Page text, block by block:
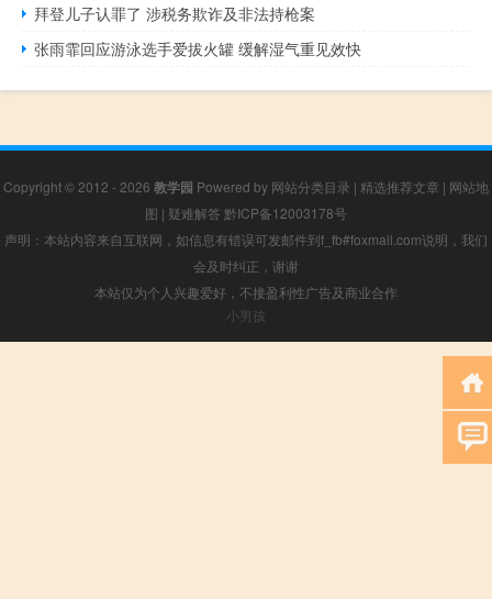
拜登儿子认罪了 涉税务欺诈及非法持枪案
张雨霏回应游泳选手爱拔火罐 缓解湿气重见效快
Copyright © 2012 - 2026 教学园 Powered by 网站分类目录 | 精选推荐文章 | 网站地
图 | 疑难解答 黔ICP备12003178号
声明：本站内容来自互联网，如信息有错误可发邮件到f_fb#foxmail.com说明，我们
会及时纠正，谢谢
本站仅为个人兴趣爱好，不接盈利性广告及商业合作
小男孩